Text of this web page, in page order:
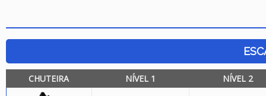
CHUTEIRA NÍVEL 1 NÍVEL 2